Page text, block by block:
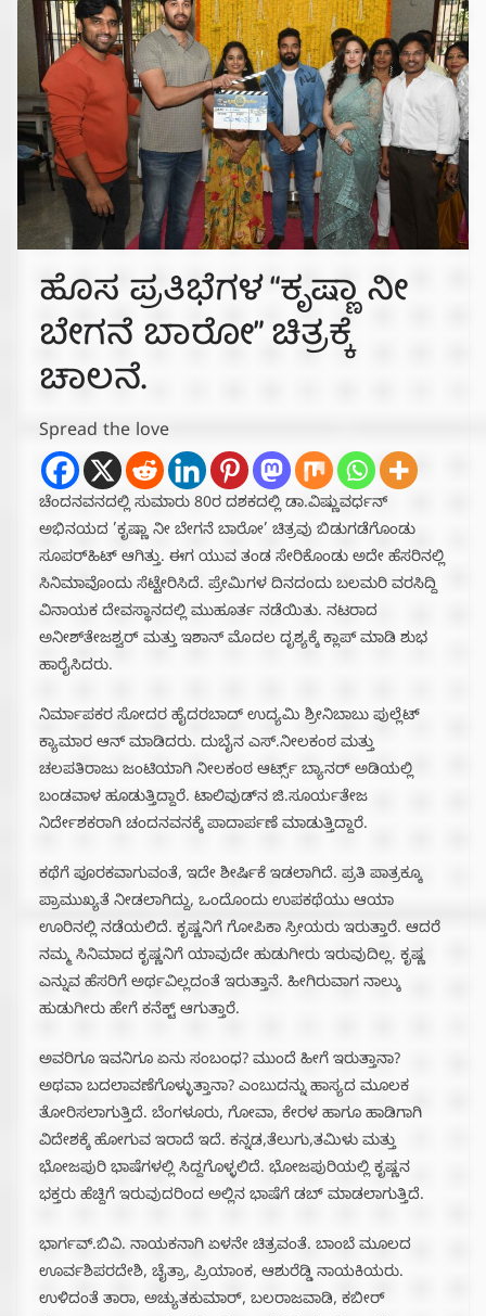
ಹೊಸ ಪ್ರತಿಭೆಗಳ “ಕೃಷ್ಣಾ ನೀ
ಬೇಗನೆ ಬಾರೋ” ಚಿತ್ರಕ್ಕೆ
ಚಾಲನೆ.
Spread the love
ಚೆಂದನವನದಲ್ಲಿ ಸುಮಾರು 80ರ ದಶಕದಲ್ಲಿ ಡಾ.ವಿಷ್ಣುವರ್ಧನ್
ಅಭಿನಯದ ’ಕೃಷ್ಣಾ ನೀ ಬೇಗನೆ ಬಾರೋ’ ಚಿತ್ರವು ಬಿಡುಗಡೆಗೊಂಡು
ಸೂಪರ್‌ಹಿಟ್ ಆಗಿತ್ತು. ಈಗ ಯುವ ತಂಡ ಸೇರಿಕೊಂಡು ಅದೇ ಹೆಸರಿನಲ್ಲಿ
ಸಿನಿಮಾವೊಂದು ಸೆಟ್ಟೇರಿಸಿದೆ. ಪ್ರೇಮಿಗಳ ದಿನದಂದು ಬಲಮರಿ ವರಸಿದ್ದಿ
ವಿನಾಯಕ ದೇವಸ್ಥಾನದಲ್ಲಿ ಮುಹೂರ್ತ ನಡೆಯಿತು. ನಟರಾದ
ಅನೀಶ್‌ತೇಜಶ್ವರ್ ಮತ್ತು ಇಶಾನ್ ಮೊದಲ ದೃಶ್ಯಕ್ಕೆ ಕ್ಲಾಪ್ ಮಾಡಿ ಶುಭ
ಹಾರೈಸಿದರು.
ನಿರ್ಮಾಪಕರ ಸೋದರ ಹೈದರಬಾದ್ ಉದ್ಯಮಿ ಶ್ರೀನಿಬಾಬು ಪುಲ್ಲೆಟ್
ಕ್ಯಾಮಾರ ಆನ್ ಮಾಡಿದರು. ದುಬೈನ ಎಸ್.ನೀಲಕಂಠ ಮತ್ತು
ಚಲಪತಿರಾಜು ಜಂಟಿಯಾಗಿ ನೀಲಕಂಠ ಆರ್ಟ್ಸ್ ಬ್ಯಾನರ್ ಅಡಿಯಲ್ಲಿ
ಬಂಡವಾಳ ಹೂಡುತ್ತಿದ್ದಾರೆ. ಟಾಲಿವುಡ್‌ನ ಜಿ.ಸೂರ್ಯತೇಜ
ನಿರ್ದೇಶಕರಾಗಿ ಚಂದನವನಕ್ಕೆ ಪಾದಾರ್ಪಣೆ ಮಾಡುತ್ತಿದ್ದಾರೆ.
ಕಥೆಗೆ ಪೂರಕವಾಗುವಂತೆ, ಇದೇ ಶೀರ್ಷಿಕೆ ಇಡಲಾಗಿದೆ. ಪ್ರತಿ ಪಾತ್ರಕ್ಕೂ
ಪ್ರಾಮುಖ್ಯತೆ ನೀಡಲಾಗಿದ್ದು, ಒಂದೊಂದು ಉಪಕಥೆಯು ಆಯಾ
ಊರಿನಲ್ಲಿ ನಡೆಯಲಿದೆ. ಕೃಷ್ಣನಿಗೆ ಗೋಪಿಕಾ ಸ್ರೀಯರು ಇರುತ್ತಾರೆ. ಆದರೆ
ನಮ್ಮ ಸಿನಿಮಾದ ಕೃಷ್ಣನಿಗೆ ಯಾವುದೇ ಹುಡುಗೀರು ಇರುವುದಿಲ್ಲ. ಕೃಷ್ಣ
ಎನ್ನುವ ಹೆಸರಿಗೆ ಅರ್ಥವಿಲ್ಲದಂತೆ ಇರುತ್ತಾನೆ. ಹೀಗಿರುವಾಗ ನಾಲ್ಕು
ಹುಡುಗೀರು ಹೇಗೆ ಕನೆಕ್ಟ್ ಆಗುತ್ತಾರೆ.
ಅವರಿಗೂ ಇವನಿಗೂ ಏನು ಸಂಬಂಧ? ಮುಂದೆ ಹೀಗೆ ಇರುತ್ತಾನಾ?
ಅಥವಾ ಬದಲಾವಣೆಗೊಳ್ಳುತ್ತಾನಾ? ಎಂಬುದನ್ನು ಹಾಸ್ಯದ ಮೂಲಕ
ತೋರಿಸಲಾಗುತ್ತಿದೆ. ಬೆಂಗಳೂರು, ಗೋವಾ, ಕೇರಳ ಹಾಗೂ ಹಾಡಿಗಾಗಿ
ವಿದೇಶಕ್ಕೆ ಹೋಗುವ ಇರಾದೆ ಇದೆ. ಕನ್ನಡ,ತೆಲುಗು,ತಮಿಳು ಮತ್ತು
ಭೋಜಪುರಿ ಭಾಷೆಗಳಲ್ಲಿ ಸಿದ್ದಗೊಳ್ಳಲಿದೆ. ಭೋಜಪುರಿಯಲ್ಲಿ ಕೃಷ್ಣನ
ಭಕ್ತರು ಹೆಚ್ದಿಗೆ ಇರುವುದರಿಂದ ಅಲ್ಲಿನ ಭಾಷೆಗೆ ಡಬ್ ಮಾಡಲಾಗುತ್ತಿದೆ.
ಭಾರ್ಗವ್.ಬಿವಿ. ನಾಯಕನಾಗಿ ಏಳನೇ ಚಿತ್ರವಂತೆ. ಬಾಂಬೆ ಮೂಲದ
ಊರ್ವಶಿಪರದೇಶಿ, ಚೈತ್ರಾ, ಪ್ರಿಯಾಂಕ, ಆಶುರೆಡ್ಡಿ ನಾಯಕಿಯರು.
ಉಳಿದಂತೆ ತಾರಾ, ಅಚ್ಯುತಕುಮಾರ್, ಬಲರಾಜವಾಡಿ, ಕಬೀರ್‌